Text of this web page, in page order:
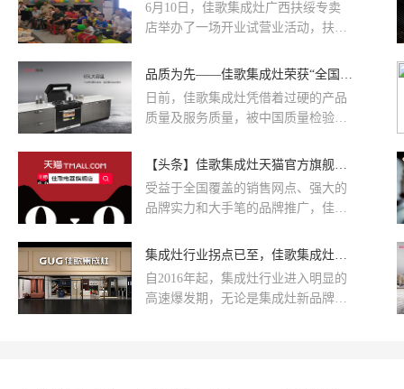
名专业技术人员，在142个国家开展
产品质检、监控和保证活动。所以，
赖
6月10日，佳歌集成灶广西扶绥专卖
店举办了一场开业试营业活动，扶绥
在广西市场的品牌知名度和影响力。
灶凭借优越的产品性能，良好的市场
口碑和大品牌的服务保障，开启了一
品质为先——佳歌集成灶荣获“全国集成灶行业质量领先企业”
日前，佳歌集成灶凭借着过硬的产品
质量及服务质量，被中国质量检验协
业”，中国质量检验协会是质检总局主
专业社团机构，主要部门是国家质检
总局。
【头条】佳歌集成灶天猫官方旗舰店即将隆重上线！
受益于全国覆盖的销售网点、强大的
品牌实力和大手笔的品牌推广，佳歌
多资深老牌夺得第一。为加快电商渠
线下销售，佳歌电器品牌和产品通过
层层筛选和考验，正式与天猫展开战
集成灶行业拐点已至，佳歌集成灶跑出崛起“佳”速度
自2016年起，集成灶行业进入明显的
高速爆发期，无论是集成灶新品牌的